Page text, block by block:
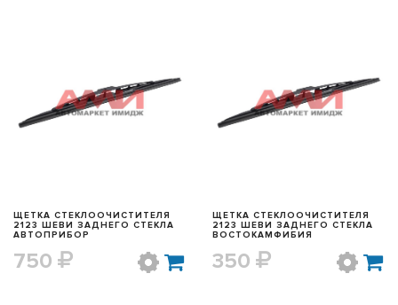
БЫСТРЫЙ ПРОСМОТР
ЩЕТКА СТЕКЛООЧИСТИТЕЛЯ
2123 ШЕВИ ЗАДНЕГО СТЕКЛА
АВТОПРИБОР
750
БЫСТРЫЙ ПРОСМОТР
ЩЕТКА СТЕКЛООЧИСТИТЕЛЯ
2123 ШЕВИ ЗАДНЕГО СТЕКЛА
ВОСТОКАМФИБИЯ
350